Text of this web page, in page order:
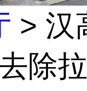
> 汉
除